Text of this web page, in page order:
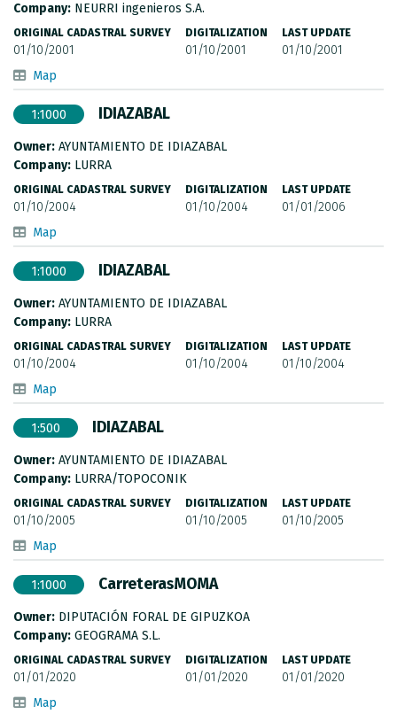
Company: NEURRI ingenieros S.A.
ORIGINAL CADASTRAL SURVEY
01/10/2001
DIGITALIZATION
01/10/2001
LAST UPDATE
01/10/2001
Map
1:1000 IDIAZABAL
Owner: AYUNTAMIENTO DE IDIAZABAL
Company: LURRA
ORIGINAL CADASTRAL SURVEY
01/10/2004
DIGITALIZATION
01/10/2004
LAST UPDATE
01/01/2006
Map
1:1000 IDIAZABAL
Owner: AYUNTAMIENTO DE IDIAZABAL
Company: LURRA
ORIGINAL CADASTRAL SURVEY
01/10/2004
DIGITALIZATION
01/10/2004
LAST UPDATE
01/10/2004
Map
1:500 IDIAZABAL
Owner: AYUNTAMIENTO DE IDIAZABAL
Company: LURRA/TOPOCONIK
ORIGINAL CADASTRAL SURVEY
01/10/2005
DIGITALIZATION
01/10/2005
LAST UPDATE
01/10/2005
Map
1:1000 CarreterasMOMA
Owner: DIPUTACIÓN FORAL DE GIPUZKOA
Company: GEOGRAMA S.L.
ORIGINAL CADASTRAL SURVEY
01/01/2020
DIGITALIZATION
01/01/2020
LAST UPDATE
01/01/2020
Map